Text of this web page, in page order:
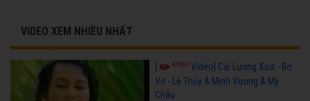
VIDEO XEM NHIỀU NHẤT
[ 67093 Video] Cải Lương Xưa - Bơ
Vơ - Lệ Thủy & Minh Vương & Mỹ
Châu